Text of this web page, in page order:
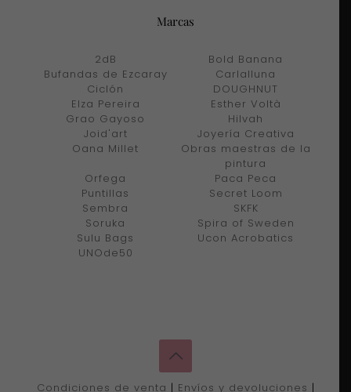
Marcas
2dB
Bold Banana
Bufandas de Ezcaray
Carlalluna
Ciclón
DOUGHNUT
Elza Pereira
Esther Voltà
Grao Gayoso
Hilvah
Joid'art
Joyería Creativa
Oana Millet
Obras maestras de la
pintura
Orfega
Paca Peca
Puntillas
Secret Loom
Sembra
SKFK
Soruka
Spira of Sweden
Sulu Bags
Ucon Acrobatics
UNOde50
Condiciones de venta | Envíos y devoluciones |